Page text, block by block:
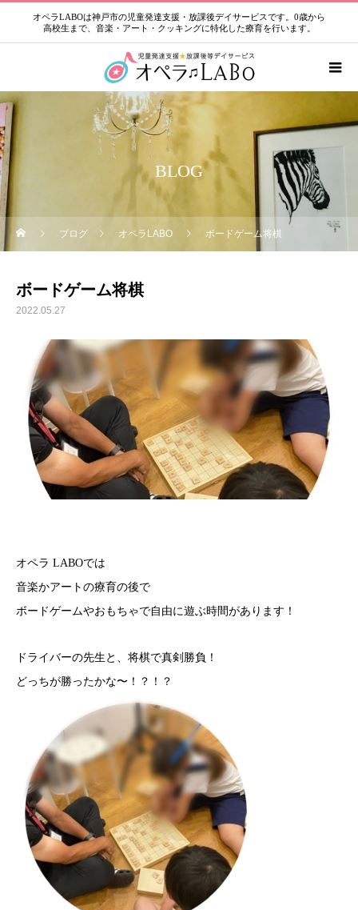
オペラLABOは神戸市の児童発達支援・放課後デイサービスです。0歳から
高校生まで、音楽・アート・クッキングに特化した療育を行います。
BLOG
ブログ オペラLABO ボードゲーム将棋
ボードゲーム将棋
2022.05.27
オペラ LABOでは
音楽かアートの療育の後で
ボードゲームやおもちゃで自由に遊ぶ時間があります！
ドライバーの先生と、将棋で真剣勝負！
どっちが勝ったかな〜！？！？